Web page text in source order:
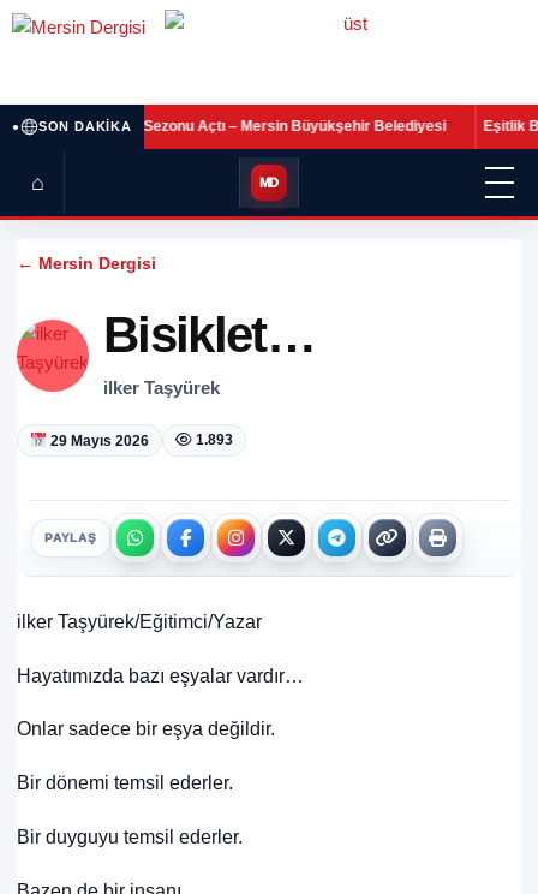
SON DAKIKA
•MSK Sezonu Açtı – Mersin Büyükşehir Belediyesi •Eşitlik Bir
⌂ MD
← Mersin Dergisi
Bisiklet…
ilker Taşyürek
29 Mayıs 2026 1.893
PAYLAŞ
ilker Taşyürek/Eğitimci/Yazar
Hayatımızda bazı eşyalar vardır…
Onlar sadece bir eşya değildir.
Bir dönemi temsil ederler.
Bir duyguyu temsil ederler.